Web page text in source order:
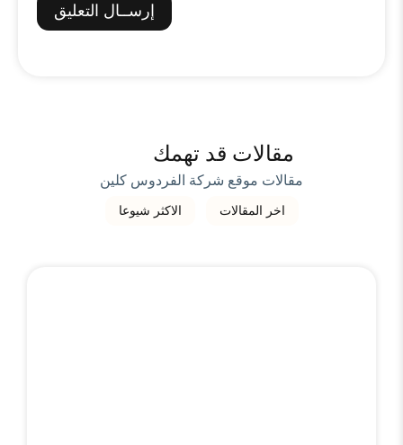
إرســال التعليق
مقالات قد تهمك
مقالات موقع شركة الفردوس كلين
اخر المقالات الاكثر شيوعا